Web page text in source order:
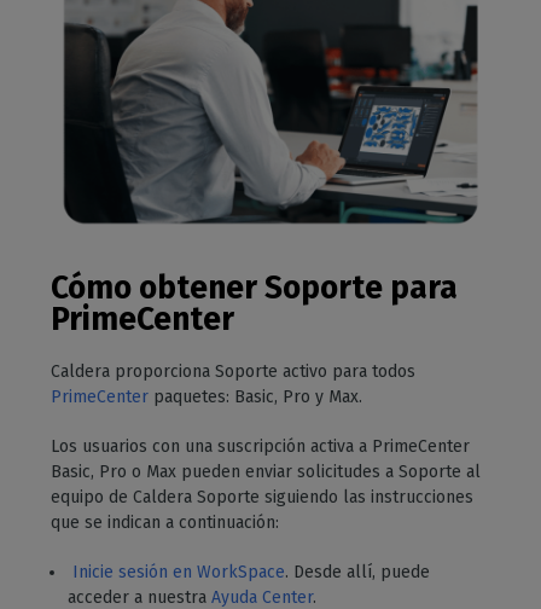
Cómo obtener Soporte para
PrimeCenter
Caldera proporciona Soporte activo para todos
PrimeCenter paquetes: Basic, Pro y Max.
Los usuarios con una suscripción activa a PrimeCenter
Basic, Pro o Max pueden enviar solicitudes a Soporte al
equipo de Caldera Soporte siguiendo las instrucciones
que se indican a continuación:
Inicie sesión en WorkSpace. Desde allí, puede
acceder a nuestra Ayuda Center.